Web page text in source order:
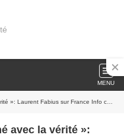
MENU
Laurent Fabius sur France Info ce matin
avec la vérité »: